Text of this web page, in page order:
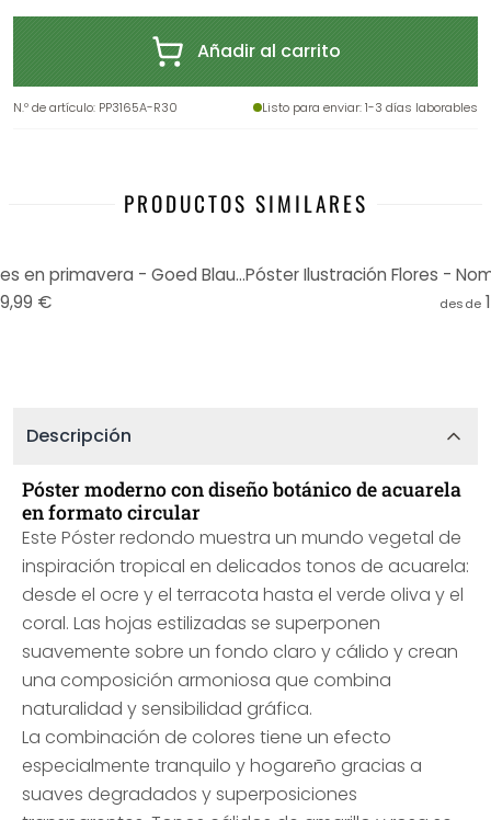
Añadir al carrito
N.º de artículo: PP3165A-R30 Listo para enviar: 1-3 días laborables
PRODUCTOS SIMILARES
Póster Ramo de flores silvestres en primavera - Goed Blauw - Redondo
€
desde
Descripción
Póster moderno con diseño botánico de acuarela
en formato circular
Este Póster redondo muestra un mundo vegetal de
inspiración tropical en delicados tonos de acuarela:
desde el ocre y el terracota hasta el verde oliva y el
coral. Las hojas estilizadas se superponen
suavemente sobre un fondo claro y cálido y crean
una composición armoniosa que combina
naturalidad y sensibilidad gráfica.
La combinación de colores tiene un efecto
especialmente tranquilo y hogareño gracias a
suaves degradados y superposiciones